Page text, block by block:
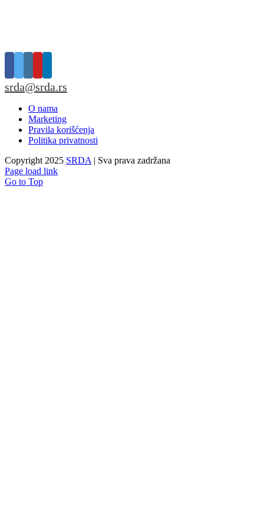
srda@srda.rs
O nama
Marketing
Pravila korišćenja
Politika privatnosti
Copyright 2025 SRDA | Sva prava zadržana
Page load link
Go to Top